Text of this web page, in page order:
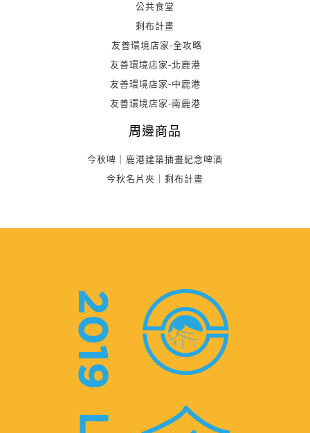
公共食堂
剩布計畫
友善環境店家-全攻略
友善環境店家-北鹿港
友善環境店家-中鹿港
友善環境店家-南鹿港
周邊商品
今秋啤｜鹿港建築插畫紀念啤酒
今秋名片夾｜剩布計畫